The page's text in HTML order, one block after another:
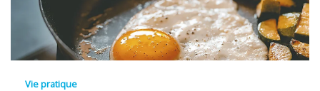
Vie pratique